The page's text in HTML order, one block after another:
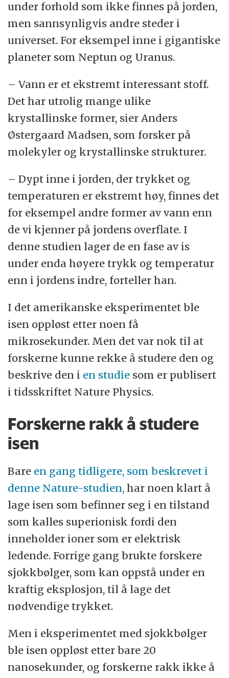
under forhold som ikke finnes på jorden,
men sannsynligvis andre steder i
universet. For eksempel inne i gigantiske
planeter som Neptun og Uranus.
– Vann er et ekstremt interessant stoff.
Det har utrolig mange ulike
krystallinske former, sier Anders
Østergaard Madsen, som forsker på
molekyler og krystallinske strukturer.
– Dypt inne i jorden, der trykket og
temperaturen er ekstremt høy, finnes det
for eksempel andre former av vann enn
de vi kjenner på jordens overflate. I
denne studien lager de en fase av is
under enda høyere trykk og temperatur
enn i jordens indre, forteller han.
I det amerikanske eksperimentet ble
isen oppløst etter noen få
mikrosekunder. Men det var nok til at
forskerne kunne rekke å studere den og
beskrive den i en studie som er publisert
i tidsskriftet Nature Physics.
Forskerne rakk å studere
isen
Bare en gang tidligere, som beskrevet i
denne Nature-studien, har noen klart å
lage isen som befinner seg i en tilstand
som kalles superionisk fordi den
inneholder ioner som er elektrisk
ledende. Forrige gang brukte forskere
sjokkbølger, som kan oppstå under en
kraftig eksplosjon, til å lage det
nødvendige trykket.
Men i eksperimentet med sjokkbølger
ble isen oppløst etter bare 20
nanosekunder, og forskerne rakk ikke å